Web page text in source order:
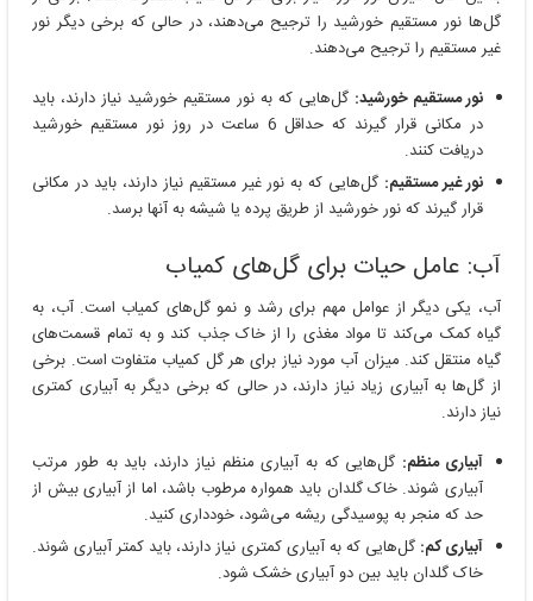
گل‌ها نور مستقیم خورشید را ترجیح می‌دهند، در حالی که برخی دیگر نور
غیر مستقیم را ترجیح می‌دهند.
نور مستقیم خورشید: گل‌هایی که به نور مستقیم خورشید نیاز دارند، باید
در مکانی قرار گیرند که حداقل 6 ساعت در روز نور مستقیم خورشید
دریافت کنند.
نور غیر مستقیم: گل‌هایی که به نور غیر مستقیم نیاز دارند، باید در مکانی
قرار گیرند که نور خورشید از طریق پرده یا شیشه به آنها برسد.
آب: عامل حیات برای گل‌های کمیاب
آب، یکی دیگر از عوامل مهم برای رشد و نمو گل‌های کمیاب است. آب، به
گیاه کمک می‌کند تا مواد مغذی را از خاک جذب کند و به تمام قسمت‌های
گیاه منتقل کند. میزان آب مورد نیاز برای هر گل کمیاب متفاوت است. برخی
از گل‌ها به آبیاری زیاد نیاز دارند، در حالی که برخی دیگر به آبیاری کمتری
نیاز دارند.
آبیاری منظم: گل‌هایی که به آبیاری منظم نیاز دارند، باید به طور مرتب
آبیاری شوند. خاک گلدان باید همواره مرطوب باشد، اما از آبیاری بیش از
حد که منجر به پوسیدگی ریشه می‌شود، خودداری کنید.
آبیاری کم: گل‌هایی که به آبیاری کمتری نیاز دارند، باید کمتر آبیاری شوند.
خاک گلدان باید بین دو آبیاری خشک شود.